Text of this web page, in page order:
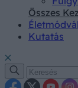
Összes
Kutatás